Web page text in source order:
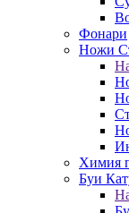
Фонари
Ножи
Химия
Буи